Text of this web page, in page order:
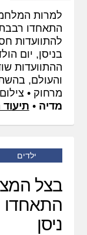
למרות
התאחדו
להתוועדות
ההתוועדות
והעולם,
מרחוק •
מדיה• תיעוד
ילדים
בצל
התאחדו
ניסן